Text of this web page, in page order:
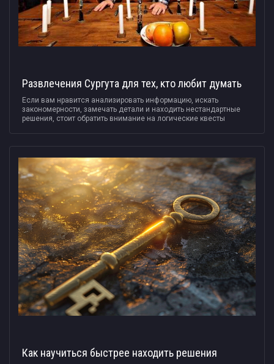
Развлечения Сургута для тех, кто любит думать
Если вам нравится анализировать информацию, искать
закономерности, замечать детали и находить нестандартные
решения, стоит обратить внимание на логические квесты
Как научиться быстрее находить решения